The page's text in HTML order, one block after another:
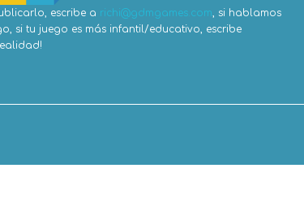
escribe a richi@gdmgames.com, si hablamos
si tu juego es más infantil/educativo, escribe